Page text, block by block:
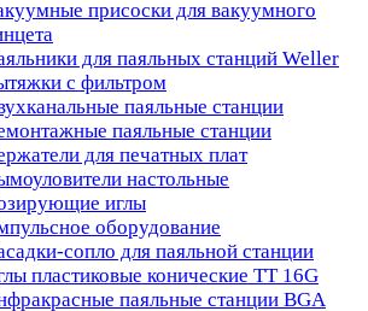
присоски для вакуумного
для паяльных станций Weller
с фильтром
паяльные станции
паяльные станции
для печатных плат
настольные
иглы
оборудование
сопло для паяльной станции
пластиковые конические TT 16G
паяльные станции BGA